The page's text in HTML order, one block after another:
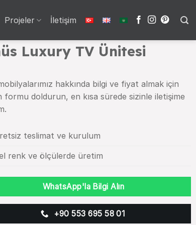
Projeler İletişim
Luxury TV Ünitesi
hakkında bilgi ve fiyat almak için
formu doldurun, en kısa sürede sizinle iletişime
teslimat ve kurulum
renk ve ölçülerde üretim
WhatsApp'la Bilgi Alın
+90 553 695 58 01